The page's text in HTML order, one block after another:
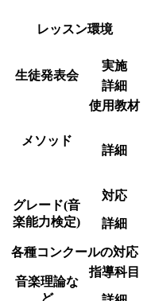
レッスン環境
生徒発表会
実施
詳細
メソッド
使用教材
詳細
グレード(音
楽能力検定)
対応
詳細
各種コンクールの対応
音楽理論な
ど
指導科目